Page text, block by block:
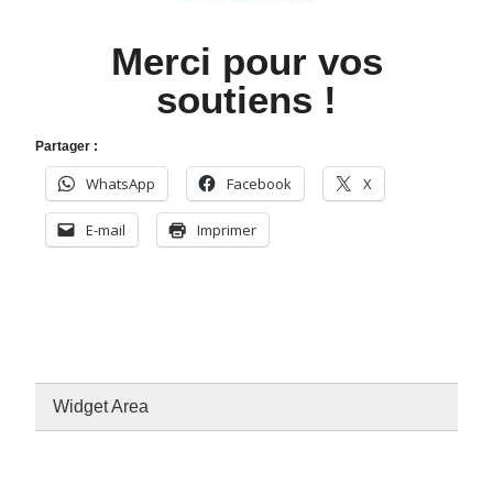
Merci pour vos
soutiens !
Partager :
WhatsApp Facebook X
E-mail Imprimer
Widget Area